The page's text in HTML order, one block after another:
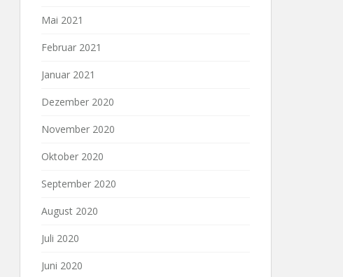
Mai 2021
Februar 2021
Januar 2021
Dezember 2020
November 2020
Oktober 2020
September 2020
August 2020
Juli 2020
Juni 2020